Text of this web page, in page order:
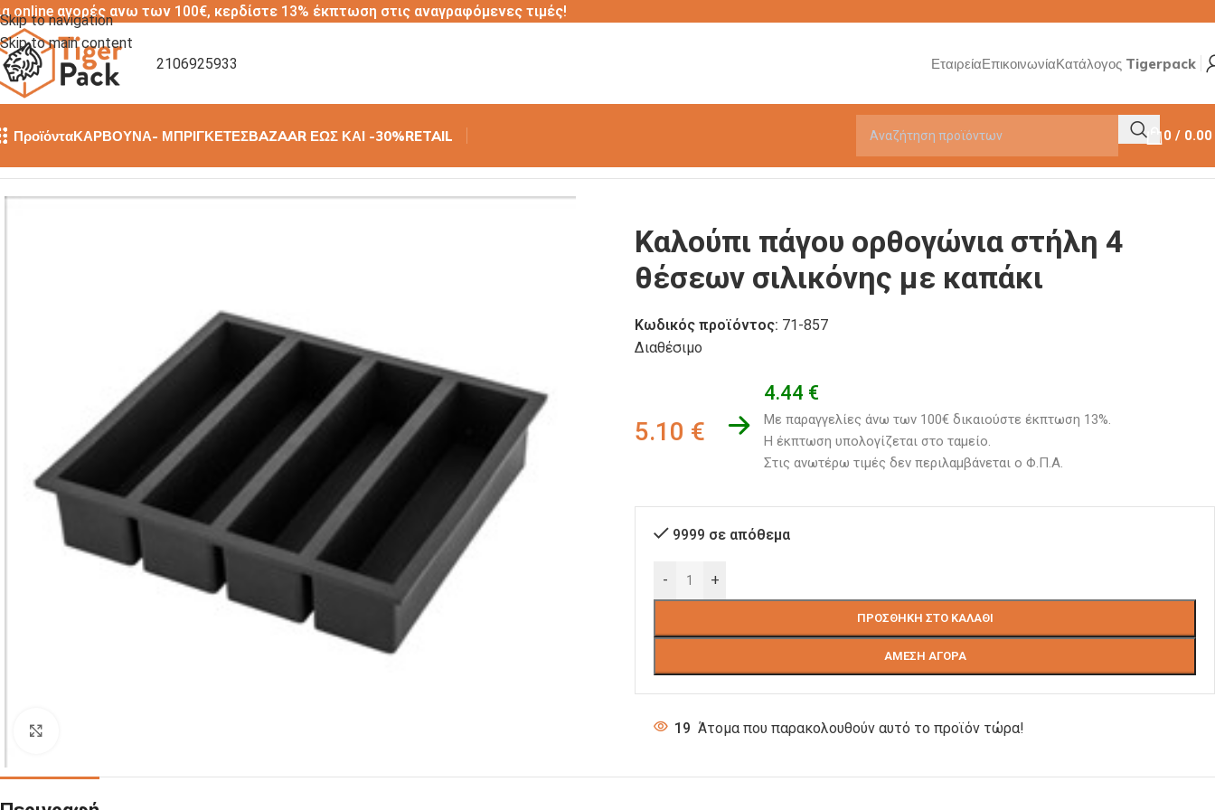
Skip to navigation
Skip to main content
online αγορές ανω των 100€, κερδίστε 13% έκπτωση στις αναγραφόμενες τιμές!
2106925933 ΕταιρείαΕπικοινωνίαΚατάλογος Tigerpack
ΠροϊόνταΚΑΡΒΟΥΝΑ- ΜΠΡΙΓΚΕΤΕΣBAZAAR ΕΩΣ ΚΑΙ -30%RETAIL 0 / 0.00
Καλούπι πάγου ορθογώνια στήλη 4
θέσεων σιλικόνης με καπάκι
Κωδικός προϊόντος: 71-857
Διαθέσιμο
5.10 €
4.44 €
Με παραγγελίες άνω των 100€ δικαιούστε έκπτωση 13%.
Η έκπτωση υπολογίζεται στο ταμείο.
Στις ανωτέρω τιμές δεν περιλαμβάνεται ο Φ.Π.Α.
9999 σε απόθεμα
- +
ΠΡΟΣΘΉΚΗ ΣΤΟ ΚΑΛΆΘΙ
ΆΜΕΣΗ ΑΓΟΡΆ
19 Άτομα που παρακολουθούν αυτό το προϊόν τώρα!